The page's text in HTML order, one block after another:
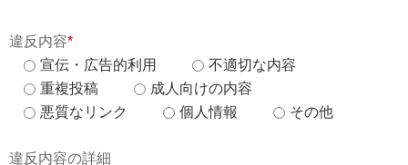
違反内容*
宣伝・広告的利用
不適切な内容
重複投稿
成人向けの内容
悪質なリンク
個人情報 その他
違反内容の詳細